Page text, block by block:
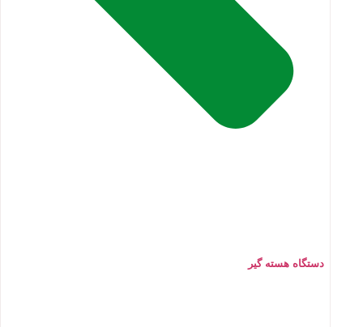
دستگاه هسته گیر